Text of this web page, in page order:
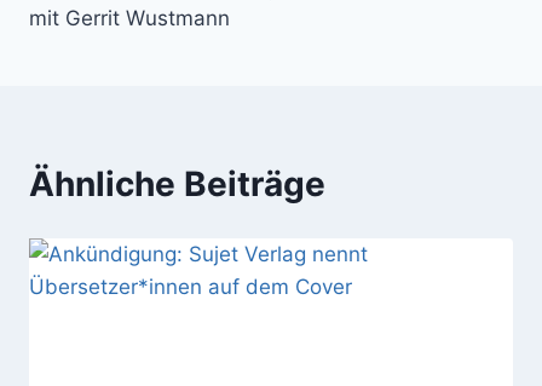
mit Gerrit Wustmann
Ähnliche Beiträge